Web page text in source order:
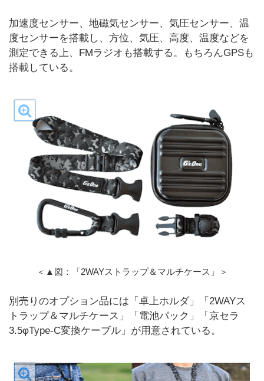
加速度センサー、地磁気センサー、気圧センサー、温
度センサーを搭載し、方位、気圧、高度、温度などを
測定できる上、FMラジオも搭載する。もちろんGPSも
搭載している。
＜▲図：「2WAYストラップ＆マルチケース」＞
別売りのオプション品には「卓上ホルダ」「2WAYス
トラップ＆マルチケース」「電池パック」「京セラ
3.5φType-C変換ケーブル」が用意されている。